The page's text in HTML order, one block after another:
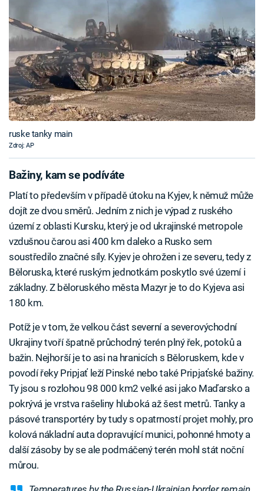
ruske tanky main
Zdroj: AP
Bažiny, kam se podíváte
Platí to především v případě útoku na Kyjev, k němuž může
dojít ze dvou směrů. Jedním z nich je výpad z ruského
území z oblasti Kursku, který je od ukrajinské metropole
vzdušnou čarou asi 400 km daleko a Rusko sem
soustředilo značné síly. Kyjev je ohrožen i ze severu, tedy z
Běloruska, které ruským jednotkám poskytlo své území i
základny. Z běloruského města Mazyr je to do Kyjeva asi
180 km.
Potíž je v tom, že velkou část severní a severovýchodní
Ukrajiny tvoří špatně průchodný terén plný řek, potoků a
bažin. Nejhorší je to asi na hranicích s Běloruskem, kde v
povodí řeky Pripjať leží Pinské nebo také Pripjaťské bažiny.
Ty jsou s rozlohou 98 000 km2 velké asi jako Maďarsko a
pokrývá je vrstva rašeliny hluboká až šest metrů. Tanky a
pásové transportéry by tudy s opatrností projet mohly, pro
kolová nákladní auta dopravující munici, pohonné hmoty a
další zásoby by se ale podmáčený terén mohl stát noční
můrou.